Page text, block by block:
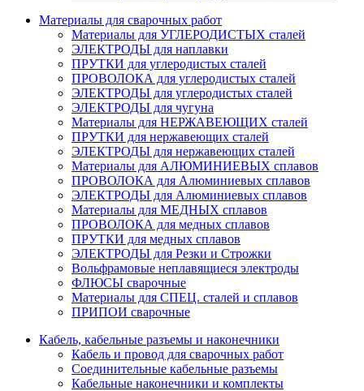
Материалы для сварочных работ
Материалы для УГЛЕРОДИСТЫХ сталей
ЭЛЕКТРОДЫ для наплавки
ПРУТКИ для углеродистых сталей
ПРОВОЛОКА для углеродистых сталей
ЭЛЕКТРОДЫ для углеродистых сталей
ЭЛЕКТРОДЫ для чугуна
Материалы для НЕРЖАВЕЮЩИХ сталей
ПРУТКИ для нержавеющих сталей
ЭЛЕКТРОДЫ для нержавеющих сталей
Материалы для АЛЮМИНИЕВЫХ сплавов
ПРОВОЛОКА для Алюминиевых сплавов
ЭЛЕКТРОДЫ для Алюминиевых сплавов
Материалы для МЕДНЫХ сплавов
ПРОВОЛОКА для медных сплавов
ПРУТКИ для медных сплавов
ЭЛЕКТРОДЫ для Резки и Строжки
Вольфрамовые неплавящиеся электроды
ФЛЮСЫ сварочные
Материалы для СПЕЦ. сталей и сплавов
ПРИПОИ сварочные
Кабель, кабельные разъемы и наконечники
Кабель и провод для сварочных работ
Соединительные кабельные разъемы
Кабельные наконечники и комплекты